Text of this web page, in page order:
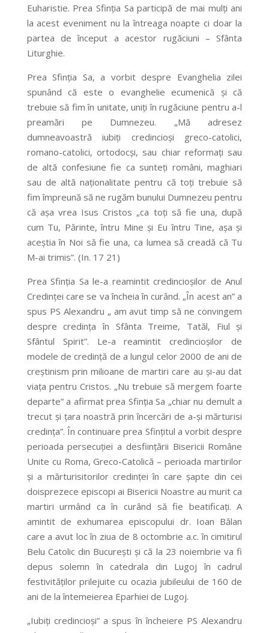
Euharistie. Prea Sfinţia Sa participă de mai mulţi ani
la acest eveniment nu la întreaga noapte ci doar la
partea de început a acestor rugăciuni – Sfânta
Liturghie.
Prea Sfinţia Sa, a vorbit despre Evanghelia zilei
spunând că este o evanghelie ecumenică şi că
trebuie să fim în unitate, uniţi în rugăciune pentru a-l
preamări pe Dumnezeu. „Mă adresez
dumneavoastră iubiţi credincioşi greco-catolici,
romano-catolici, ortodocşi, sau chiar reformaţi sau
de altă confesiune fie ca sunteți români, maghiari
sau de altă naţionalitate pentru că toţi trebuie să
fim împreună să ne rugăm bunului Dumnezeu pentru
că aşa vrea Isus Cristos „ca toţi să fie una, după
cum Tu, Părinte, întru Mine şi Eu întru Tine, aşa şi
aceştia în Noi să fie una, ca lumea să creadă că Tu
M-ai trimis”. (In. 17 21)
Prea Sfinția Sa le-a reamintit credincioșilor de Anul
Credinței care se va încheia în curând. „În acest an” a
spus PS Alexandru „ am avut timp să ne convingem
despre credinţa în Sfânta Treime, Tatăl, Fiul şi
Sfântul Spirit”. Le-a reamintit credincioşilor de
modele de credinţă de a lungul celor 2000 de ani de
creştinism prin milioane de martiri care au şi-au dat
viaţa pentru Cristos. „Nu trebuie să mergem foarte
departe” a afirmat prea Sfinţia Sa „chiar nu demult a
trecut şi ţara noastră prin încercări de a-şi mărturisi
credinţa”. În continuare prea Sfinţitul a vorbit despre
perioada persecuţiei a desfiinţării Bisericii Române
Unite cu Roma, Greco-Catolică – perioada martirilor
şi a mărturisitorilor credinței în care şapte din cei
doisprezece episcopi ai Bisericii Noastre au murit ca
martiri urmând ca în curând să fie beatificați. A
amintit de exhumarea episcopului dr. Ioan Bălan
care a avut loc în ziua de 8 octombrie a.c. în cimitirul
Belu Catolic din Bucureşti şi că la 23 noiembrie va fi
depus solemn în catedrala din Lugoj în cadrul
festivităţilor prilejuite cu ocazia jubileului de 160 de
ani de la întemeierea Eparhiei de Lugoj.
„Iubiţi credincioşi” a spus în încheiere PS Alexandru